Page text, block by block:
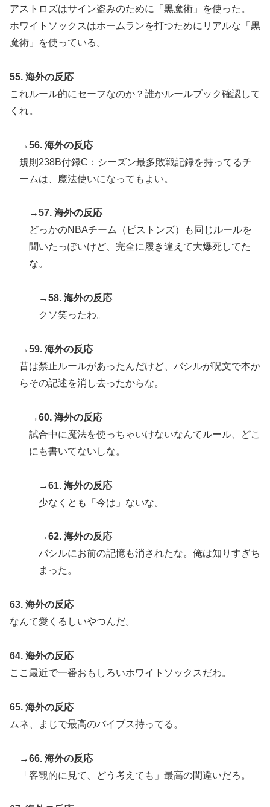
アストロズはサイン盗みのために「黒魔術」を使った。
ホワイトソックスはホームランを打つためにリアルな「黒
魔術」を使っている。
55. 海外の反応
これルール的にセーフなのか？誰かルールブック確認して
くれ。
→56. 海外の反応
規則238B付録C：シーズン最多敗戦記録を持ってるチ
ームは、魔法使いになってもよい。
→57. 海外の反応
どっかのNBAチーム（ピストンズ）も同じルールを
聞いたっぽいけど、完全に履き違えて大爆死してた
な。
→58. 海外の反応
クソ笑ったわ。
→59. 海外の反応
昔は禁止ルールがあったんだけど、バシルが呪文で本か
らその記述を消し去ったからな。
→60. 海外の反応
試合中に魔法を使っちゃいけないなんてルール、どこ
にも書いてないしな。
→61. 海外の反応
少なくとも「今は」ないな。
→62. 海外の反応
バシルにお前の記憶も消されたな。俺は知りすぎち
まった。
63. 海外の反応
なんて愛くるしいやつんだ。
64. 海外の反応
ここ最近で一番おもしろいホワイトソックスだわ。
65. 海外の反応
ムネ、まじで最高のバイブス持ってる。
→66. 海外の反応
「客観的に見て、どう考えても」最高の間違いだろ。